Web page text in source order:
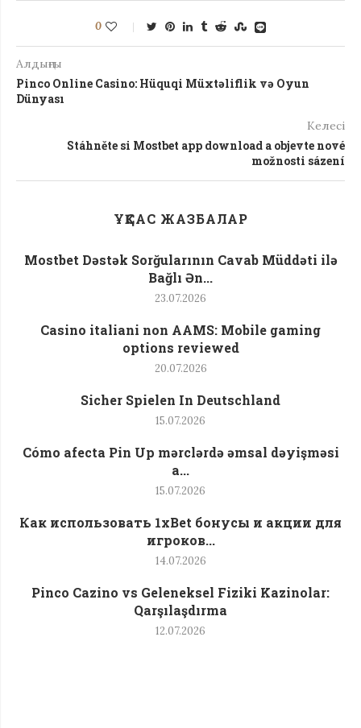
0
Алдыңғы
Pinco Online Casino: Hüquqi Müxtəliflik və Oyun
Dünyası
Келесі
Stáhněte si Mostbet app download a objevte nové
možnosti sázení
ҰҚСАС ЖАЗБАЛАР
Mostbet Dəstək Sorğularının Cavab Müddəti ilə
Bağlı Ən...
23.07.2026
Casino italiani non AAMS: Mobile gaming
options reviewed
20.07.2026
Sicher Spielen In Deutschland
15.07.2026
Cómo afecta Pin Up mərclərdə əmsal dəyişməsi
a...
15.07.2026
Как использовать 1xBet бонусы и акции для
игроков...
14.07.2026
Pinco Cazino vs Geleneksel Fiziki Kazinolar:
Qarşılaşdırma
12.07.2026